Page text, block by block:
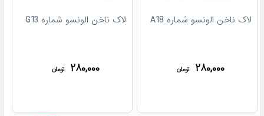
لاک ناخن الونسو شماره A18
۲۸۰,۰۰۰ تومان
لاک ناخن الونسو شماره G13
۲۸۰,۰۰۰ تومان